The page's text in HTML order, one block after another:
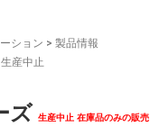
ション > 製品情報
産中止
ズ 生産中止 在庫品のみの販売